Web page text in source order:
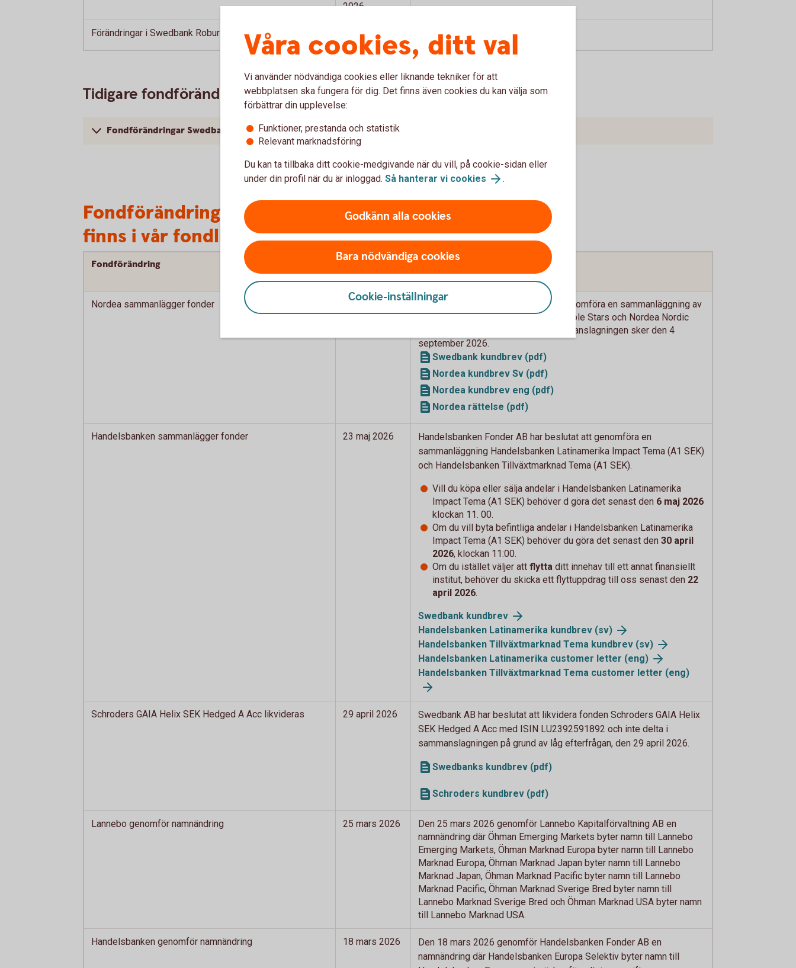
2026
Förändringar i Swedbank Robur Access Asien 7 januari 2026 Kundbrev Access Asien (pdf)
Tidigare fondförändringar Swedbank Robur
Fondförändringar Swedbank Robur
Fondförändringar i fonder från fondbolag som
finns i vår fondlista
Fondförändring
sker
Nordea sammanlägger fonder
4 september
2026
Nordea Fonder AB har beslutat att genomföra en sammanläggning av
fonderna, Nordea Innovation Sustainable Stars och Nordea Nordic
Fund med ISIN FI0008813399. Sammanslagningen sker den 4
september 2026.
Swedbank kundbrev (pdf)
Nordea kundbrev Sv (pdf)
Nordea kundbrev eng (pdf)
Nordea rättelse (pdf)
Handelsbanken sammanlägger fonder 23 maj 2026
Handelsbanken Fonder AB har beslutat att genomföra en
sammanläggning Handelsbanken Latinamerika Impact Tema (A1 SEK)
och Handelsbanken Tillväxtmarknad Tema (A1 SEK).
Vill du köpa eller sälja andelar i Handelsbanken Latinamerika
Impact Tema (A1 SEK) behöver d göra det senast den 6 maj 2026
klockan 11. 00.
Om du vill byta befintliga andelar i Handelsbanken Latinamerika
Impact Tema (A1 SEK) behöver du göra det senast den 30 april
2026, klockan 11:00.
Om du istället väljer att flytta ditt innehav till ett annat finansiellt
institut, behöver du skicka ett flyttuppdrag till oss senast den 22
april 2026.
Swedbank kundbrev
Handelsbanken Latinamerika kundbrev (sv)
Handelsbanken Tillväxtmarknad Tema kundbrev (sv)
Handelsbanken Latinamerika customer letter (eng)
Handelsbanken Tillväxtmarknad Tema customer letter (eng)
Schroders GAIA Helix SEK Hedged A Acc likvideras 29 april 2026
Swedbank AB har beslutat att likvidera fonden Schroders GAIA Helix
SEK Hedged A Acc med ISIN LU2392591892 och inte delta i
sammanslagningen på grund av låg efterfrågan, den 29 april 2026.
Swedbanks kundbrev (pdf)
Schroders kundbrev (pdf)
Lannebo genomför namnändring 25 mars 2026
Den 25 mars 2026 genomför Lannebo Kapitalförvaltning AB en
namnändring där Öhman Emerging Markets byter namn till Lannebo
Emerging Markets, Öhman Marknad Europa byter namn till Lannebo
Marknad Europa, Öhman Marknad Japan byter namn till Lannebo
Marknad Japan, Öhman Marknad Pacific byter namn till Lannebo
Marknad Pacific, Öhman Marknad Sverige Bred byter namn till
Lannebo Marknad Sverige Bred och Öhman Marknad USA byter namn
till Lannebo Marknad USA.
Handelsbanken genomför namnändring 18 mars 2026
Den 18 mars 2026 genomför Handelsbanken Fonder AB en
namnändring där Handelsbanken Europa Selektiv byter namn till
Våra cookies, ditt val
Vi använder nödvändiga cookies eller liknande tekniker för att
webbplatsen ska fungera för dig. Det finns även cookies du kan välja som
förbättrar din upplevelse:
Funktioner, prestanda och statistik
Relevant marknadsföring
Du kan ta tillbaka ditt cookie-medgivande när du vill, på cookie-sidan eller
under din profil när du är inloggad. Så hanterar vi cookies .
Godkänn alla cookies
Bara nödvändiga cookies
Cookie-inställningar